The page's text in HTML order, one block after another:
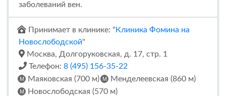
заболеваний вен.
Принимает в клинике: " Клиника Фомина на
Новослободской"
Москва, Долгоруковская, д. 17, стр. 1
Телефон: 8 (495) 156-35-22
Маяковская (700 м)
Менделеевская (860 м)
Новослободская (570 м)